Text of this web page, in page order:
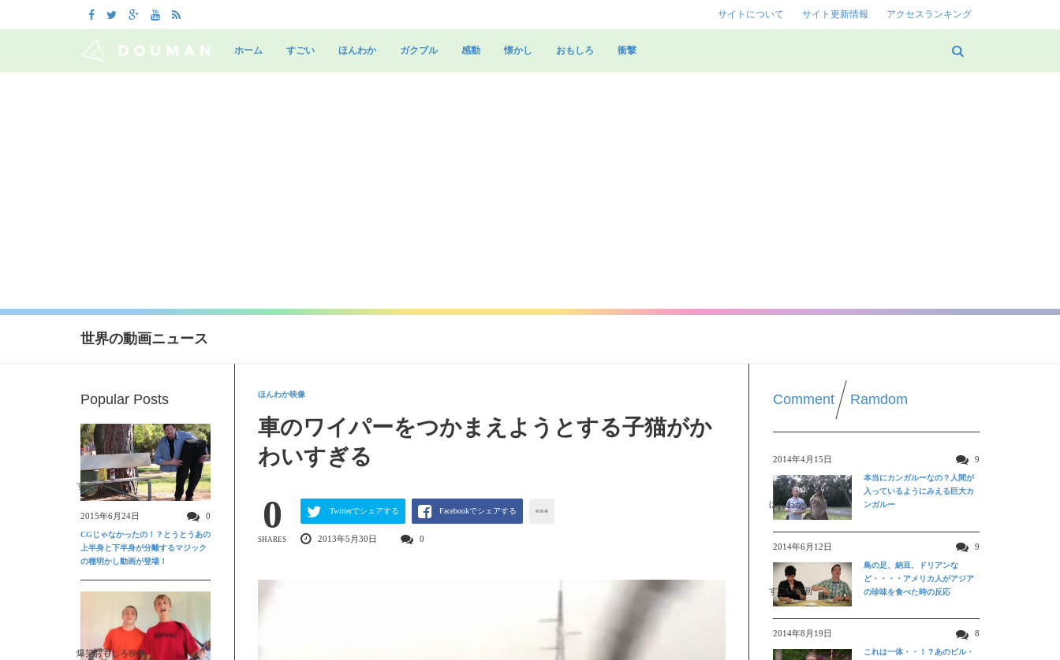
サイトについて サイト更新情報 アクセスランキング
to
ホーム すごい ほんわか ガクブル 感動 懐かし おもしろ 衝撃
世界の動画ニュース
ほんわか映像
車のワイパーをつかまえようとする子猫がか
わいすぎる
0
SHARES
Twitterでシェアする Facebookでシェアする
2013年5月30日 0
Comment Ramdom
2014年4月15日 9
ほんわか映像
本当にカンガルーなの？人間が
入っているようにみえる巨大カ
ンガルー
2014年6月12日 9
すごい動画
鳥の足、納豆、ドリアンな
ど・・・・アメリカ人がアジア
の珍味を食べた時の反応
2014年8月19日 8
これは一体・・！？あのビル・
Popular Posts
すごい動画
2015年6月24日 0
CGじゃなかったの！？とうとうあの
上半身と下半身が分離するマジック
の種明かし動画が登場！
爆笑おもしろ映像